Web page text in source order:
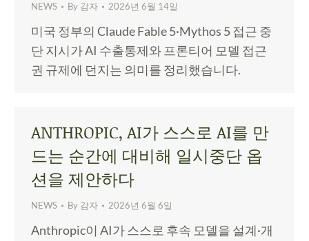
NEWS By 감자 2026년 6월 14일
미국 정부의 Claude Fable 5·Mythos 5 접근 중
단 지시가 AI 수출통제와 프론티어 모델 접근
권 규제에 던지는 의미를 정리했습니다.
ANTHROPIC, AI가 스스로 AI를 만
드는 순간에 대비해 일시중단 옵
션을 제안하다
NEWS By 감자 2026년 6월 6일
Anthropic이 AI가 스스로 후속 모델을 설계·개